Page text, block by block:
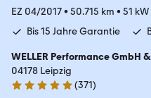
EZ 04/2017• 50.715 km • 51 kW
Bis 15 Jahre Garantie
WELLER Performance GmbH
04178 Leipzig
4.8 Sterne
(371)